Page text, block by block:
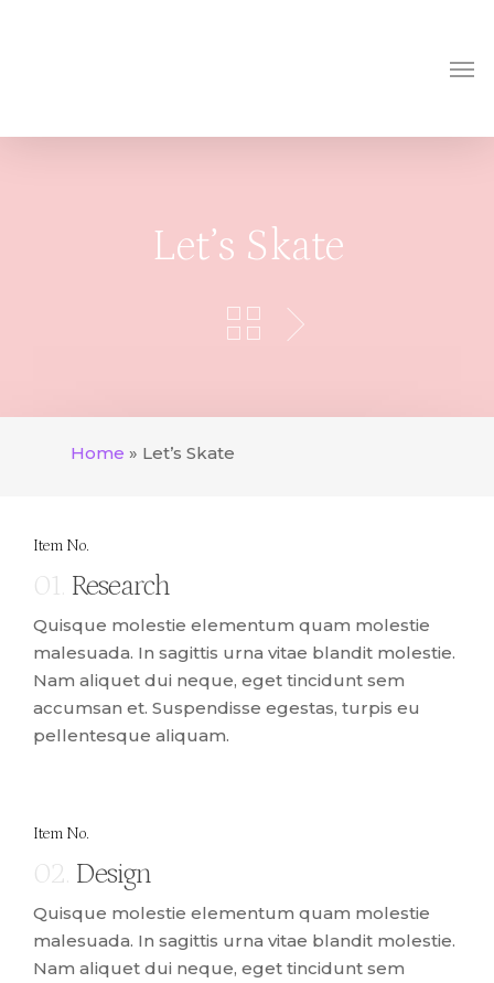
Let’s Skate
Home » Let’s Skate
Item No.
01. Research
Quisque molestie elementum quam molestie
malesuada. In sagittis urna vitae blandit molestie.
Nam aliquet dui neque, eget tincidunt sem
accumsan et. Suspendisse egestas, turpis eu
pellentesque aliquam.
Item No.
02. Design
Quisque molestie elementum quam molestie
malesuada. In sagittis urna vitae blandit molestie.
Nam aliquet dui neque, eget tincidunt sem